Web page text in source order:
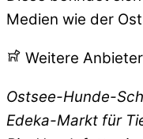
Medien wie der
Weitere
Ostsee-Hunde-
Edeka-Markt für